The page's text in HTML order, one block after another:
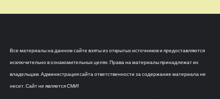
Все материалы на данном сайте взяты из открытых источников и предоставляются
исключительно в ознакомительных целях. Права на материалы принадлежат их
владельцам. Администрация сайта ответственности за содержание материала не
несет. Сайт не является СМИ!